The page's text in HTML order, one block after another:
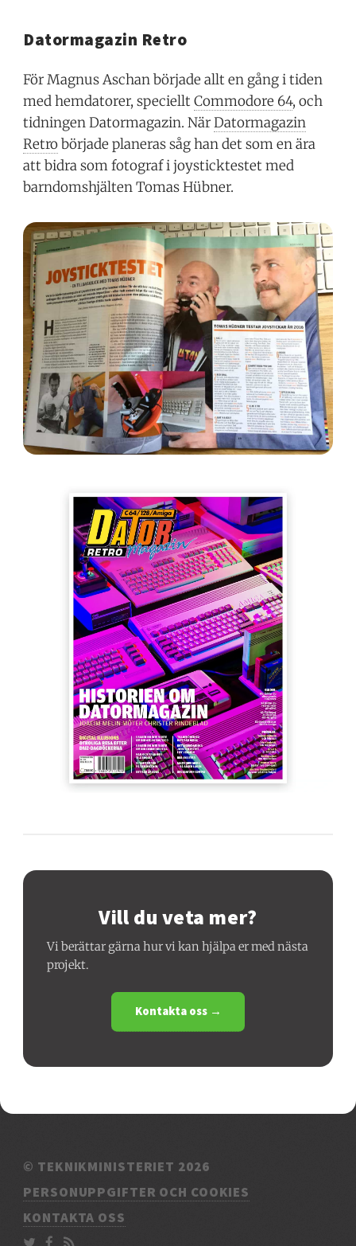
Datormagazin Retro
För Magnus Aschan började allt en gång i tiden
med hemdatorer, specielltCommodore 64, och
tidningen Datormagazin. NärDatormagazin
Retrobörjade planeras såg han det som en ära
att bidra som fotograf i joysticktestet med
barndomshjälten Tomas Hübner.
Vill du veta mer?
Vi berättar gärna hur vi kan hjälpa er med nästa
projekt.
Kontakta oss →
© TEKNIKMINISTERIET 2026
PERSONUPPGIFTER OCH COOKIES
KONTAKTA OSS